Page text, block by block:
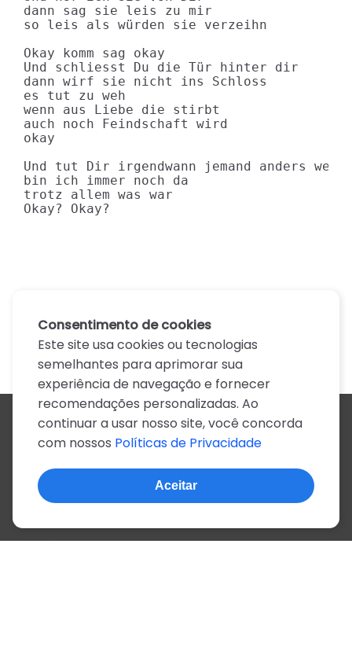
dann sag sie leis zu mir
so leis als würden sie verzeihn
Okay komm sag okay
Und schliesst Du die Tür hinter dir
dann wirf sie nicht ins Schloss
es tut zu weh
wenn aus Liebe die stirbt
auch noch Feindschaft wird
okay
Und tut Dir irgendwann jemand anders weh
bin ich immer noch da
trotz allem was war
Okay? Okay?
Todos os artistas
A
B C D E F G H I J
N
O P Q R S T U V W X
Z
0-9
© 2022, mais de 2 milhões de cifras e letras
Consentimento de cookies
Este site usa cookies ou tecnologias
semelhantes para aprimorar sua
experiência de navegação e fornecer
recomendações personalizadas. Ao
continuar a usar nosso site, você concorda
com nossos Políticas de Privacidade
Aceitar